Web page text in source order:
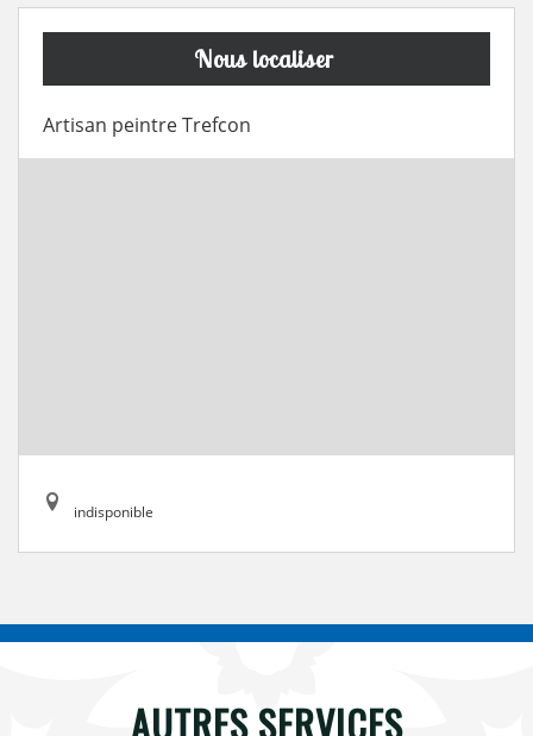
Nous localiser
Artisan peintre Trefcon
indisponible
AUTRES SERVICES